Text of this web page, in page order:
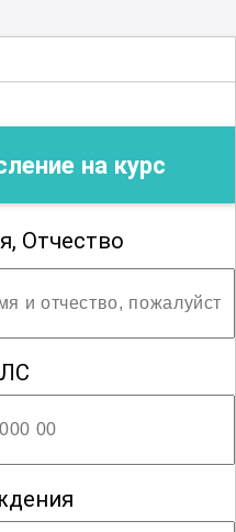
подростков
на курс
Отчество